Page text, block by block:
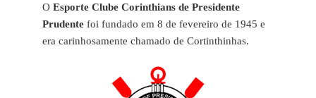
O Esporte Clube Corinthians de Presidente
Prudentefoi fundado em 8 de fevereiro de 1945 e
era carinhosamente chamado de Cortinthinhas.